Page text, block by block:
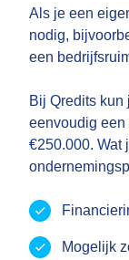
Als je een
nodig,
een
Bij Qredits kun
eenvoudig
€250.000. Wat
Mogelijk